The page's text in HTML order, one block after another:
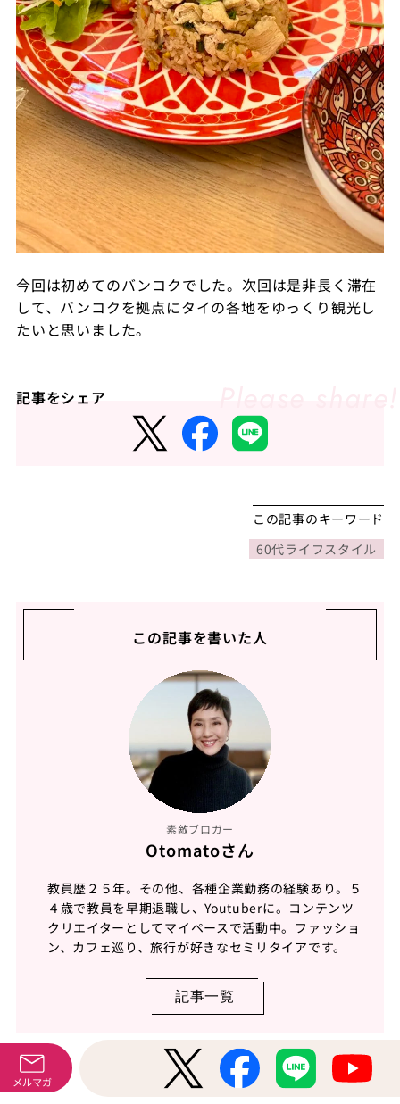
今回は初めてのバンコクでした。次回は是非長く滞在
して、バンコクを拠点にタイの各地をゆっくり観光し
たいと思いました。
記事をシェア
この記事のキーワード
60代ライフスタイル
この記事を書いた人
素敵ブロガー
Otomatoさん
教員歴２５年。その他、各種企業勤務の経験あり。５
４歳で教員を早期退職し、Youtuberに。コンテンツ
クリエイターとしてマイペースで活動中。ファッショ
ン、カフェ巡り、旅行が好きなセミリタイアです。
記事一覧
メルマガ